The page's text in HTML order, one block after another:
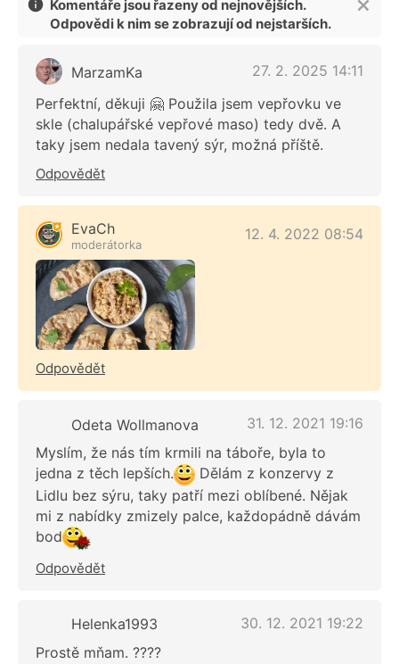
Komentáře jsou řazeny od nejnovějších.
Odpovědi k nim se zobrazují od nejstarších.
MarzamKa
27. 2. 2025 14:11
Perfektní, děkuji 🤗 Použila jsem vepřovku ve
skle (chalupářské vepřové maso) tedy dvě. A
taky jsem nedala tavený sýr, možná příště.
Odpovědět
EvaCh
moderátorka
12. 4. 2022 08:54
Odpovědět
Odeta Wollmanova
31. 12. 2021 19:16
Myslím, že nás tím krmili na táboře, byla to
jedna z těch lepších.
Dělám z konzervy z
Lidlu bez sýru, taky patří mezi oblíbené. Nějak
mi z nabídky zmizely palce, každopádně dávám
bod
Odpovědět
Helenka1993
30. 12. 2021 19:22
Prostě mňam. ????